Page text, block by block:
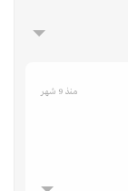
منذ 9 شهر